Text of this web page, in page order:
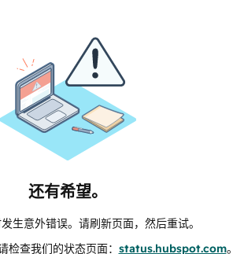
还有希望。
生意外错误。请刷新页面，然后重试。
检查我们的状态页面： status.hubspot.com。